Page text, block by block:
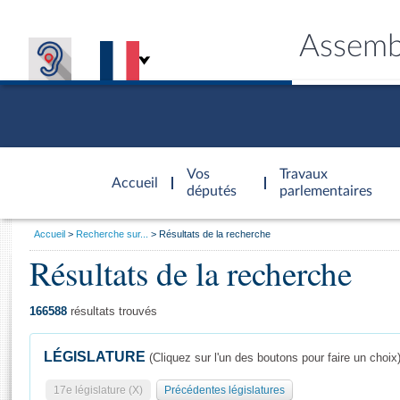
Accueil
d'accueil
Vos
députés
Travaux
parlementaires
Général
Vous
Accueil Recherche sur... Résultats de la recherche
Résultats de la recherche
166588 résultats trouvés
LÉGISLATURE (Cliquez sur l'un des boutons pour faire un choix)
17e législature (X) Précédentes législatures